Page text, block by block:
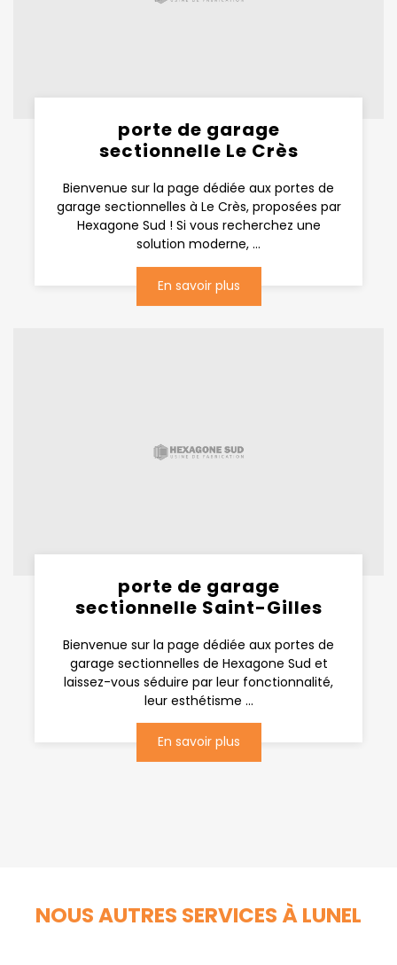
porte de garage
sectionnelle Le Crès
Bienvenue sur la page dédiée aux portes de
garage sectionnelles à Le Crès, proposées par
Hexagone Sud ! Si vous recherchez une
solution moderne, ...
En savoir plus
porte de garage
sectionnelle Saint-Gilles
Bienvenue sur la page dédiée aux portes de
garage sectionnelles de Hexagone Sud et
laissez-vous séduire par leur fonctionnalité,
leur esthétisme ...
En savoir plus
NOUS AUTRES SERVICES À LUNEL